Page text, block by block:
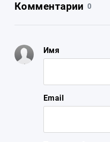
Комментарии 0
Имя
Email